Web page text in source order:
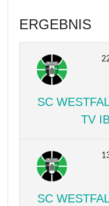
ERGEBNIS
SC
TV
SC